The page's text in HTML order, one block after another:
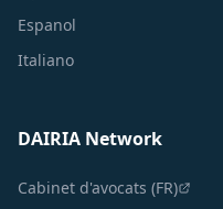
Espanol
Italiano
DAIRIA Network
Cabinet d'avocats (FR)